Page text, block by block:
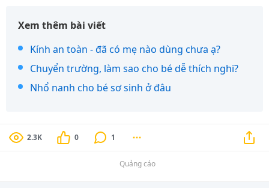
Xem thêm bài viết
Kính an toàn - đã có mẹ nào dùng chưa ạ?
Chuyển trường, làm sao cho bé dễ thích nghi?
Nhổ nanh cho bé sơ sinh ở đâu
2.3K 0 1
Quảng cáo